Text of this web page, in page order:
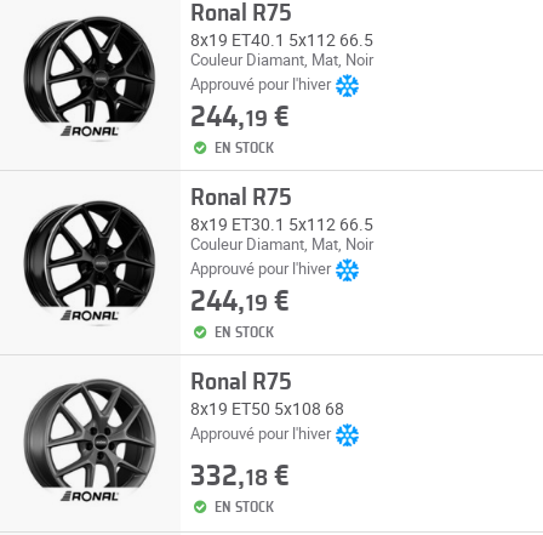
Ronal R75
8x19 ET40.1 5x112 66.5
Couleur Diamant, Mat, Noir
Approuvé pour l'hiver
244,19 €
EN STOCK
Ronal R75
8x19 ET30.1 5x112 66.5
Couleur Diamant, Mat, Noir
Approuvé pour l'hiver
244,19 €
EN STOCK
Ronal R75
8x19 ET50 5x108 68
Approuvé pour l'hiver
332,18€
EN STOCK